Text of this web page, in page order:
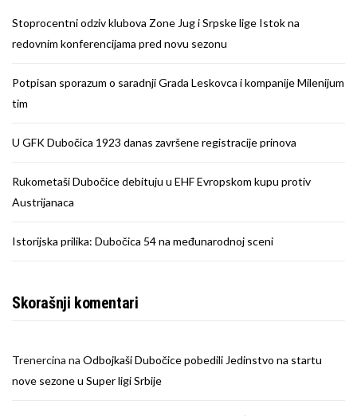
Stoprocentni odziv klubova Zone Jug i Srpske lige Istok na
redovnim konferencijama pred novu sezonu
Potpisan sporazum o saradnji Grada Leskovca i kompanije Milenijum
tim
U GFK Dubočica 1923 danas završene registracije prinova
Rukometaši Dubočice debituju u EHF Evropskom kupu protiv
Austrijanaca
Istorijska prilika: Dubočica 54 na međunarodnoj sceni
Skorašnji komentari
Trenercina na Odbojkaši Dubočice pobedili Jedinstvo na startu
nove sezone u Super ligi Srbije